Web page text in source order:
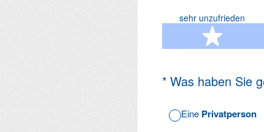
sehr unzufrieden
1
* Was haben Sie
(Erforderlich.)
Eine Privatperson